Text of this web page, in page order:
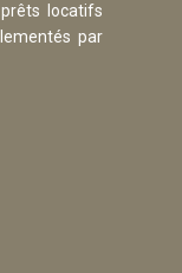
locatifs
par